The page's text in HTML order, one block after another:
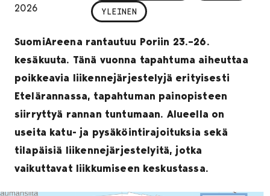
2026
YLEINEN
SuomiAreena rantautuu Poriin 23.–26.
kesäkuuta. Tänä vuonna tapahtuma aiheuttaa
poikkeavia liikennejärjestelyjä erityisesti
Etelärannassa, tapahtuman painopisteen
siirryttyä rannan tuntumaan. Alueella on
useita katu- ja pysäköintirajoituksia sekä
tilapäisiä liikennejärjestelyitä, jotka
vaikuttavat liikkumiseen keskustassa.